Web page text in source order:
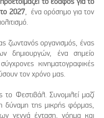
2027, ένα ορόσημο για τον
ζωντανός οργανισμός, ένας
δημιουργών, ένα σημείο
κινηματογραφικές
τον χρόνο μας.
Φεστιβάλ. Συνομιλεί μαζί
δύναμη της μικρής φόρμας,
γεννά ένταση, νόημα και